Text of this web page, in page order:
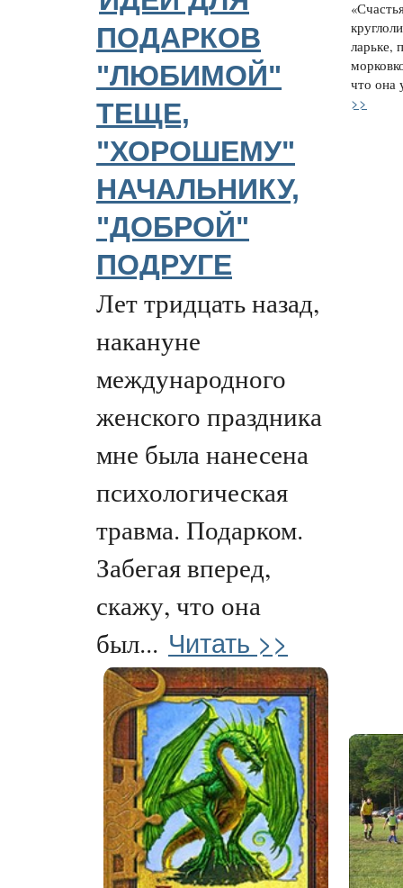
ПОДАРКОВ
"ЛЮБИМОЙ"
ТЕЩЕ,
"ХОРОШЕМУ"
НАЧАЛЬНИКУ,
"ДОБРОЙ"
ПОДРУГЕ
Лет тридцать назад,
накануне
международного
женского праздника
мне была нанесена
психологическая
травма. Подарком.
Забегая вперед,
скажу, что она
был... Читать >>
ларьке,
что она
>>